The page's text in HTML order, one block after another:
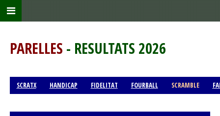
PARELLES - RESULTATS 2026
SCRATX HANDICAP FIDELITAT FOURBALL SCRAMBLE